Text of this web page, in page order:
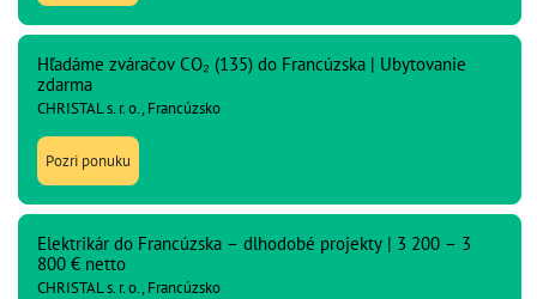
Hľadáme zváračov CO₂ (135) do Francúzska | Ubytovanie
zdarma
CHRISTAL s. r. o., Francúzsko
Pozri ponuku
Elektrikár do Francúzska – dlhodobé projekty | 3 200 – 3
800 € netto
CHRISTAL s. r. o., Francúzsko